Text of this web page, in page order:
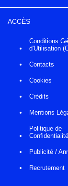
ACCÈS
Conditions
d'Utilisation
Contacts
Cookies
Crédits
Mentions
Politique de
Confidentialité
Publicité /
Recrutement